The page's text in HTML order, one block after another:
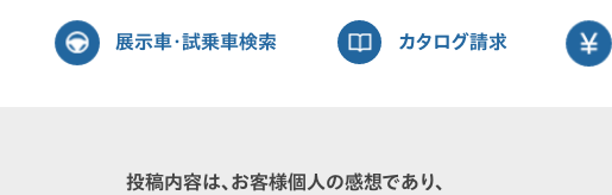
展示車・試乗車検索 カタログ請求
投稿内容は、お客様個人の感想であり、